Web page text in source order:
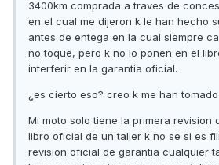
3400km comprada a traves de
en el cual me dijeron k le han hecho
antes de entega en la cual siempre
no toque, pero k no lo ponen en el
interferir en la garantia oficial.
¿es cierto eso? creo k me han
Mi moto solo tiene la primera revision
libro oficial de un taller k no se si es
revision oficial de garantia cualquier